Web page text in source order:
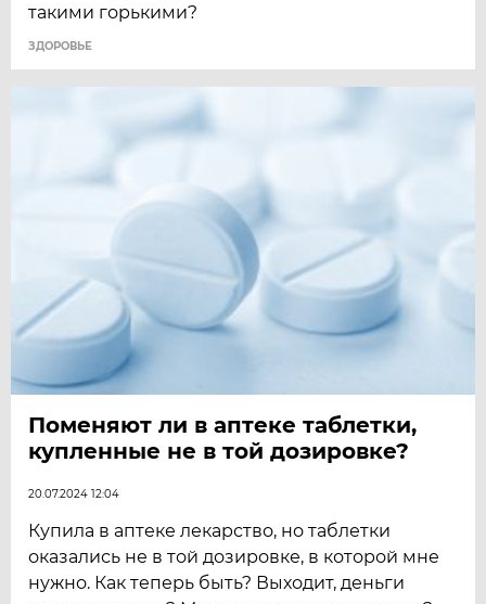
такими горькими?
ЗДОРОВЬЕ
Поменяют ли в аптеке таблетки,
купленные не в той дозировке?
20.07.2024 12:04
Купила в аптеке лекарство, но таблетки
оказались не в той дозировке, в которой мне
нужно. Как теперь быть? Выходит, деньги